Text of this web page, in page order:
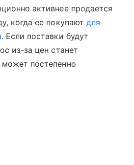
активнее продается
когда ее покупают для
. Если поставки будут
из-за цен станет
постепенно